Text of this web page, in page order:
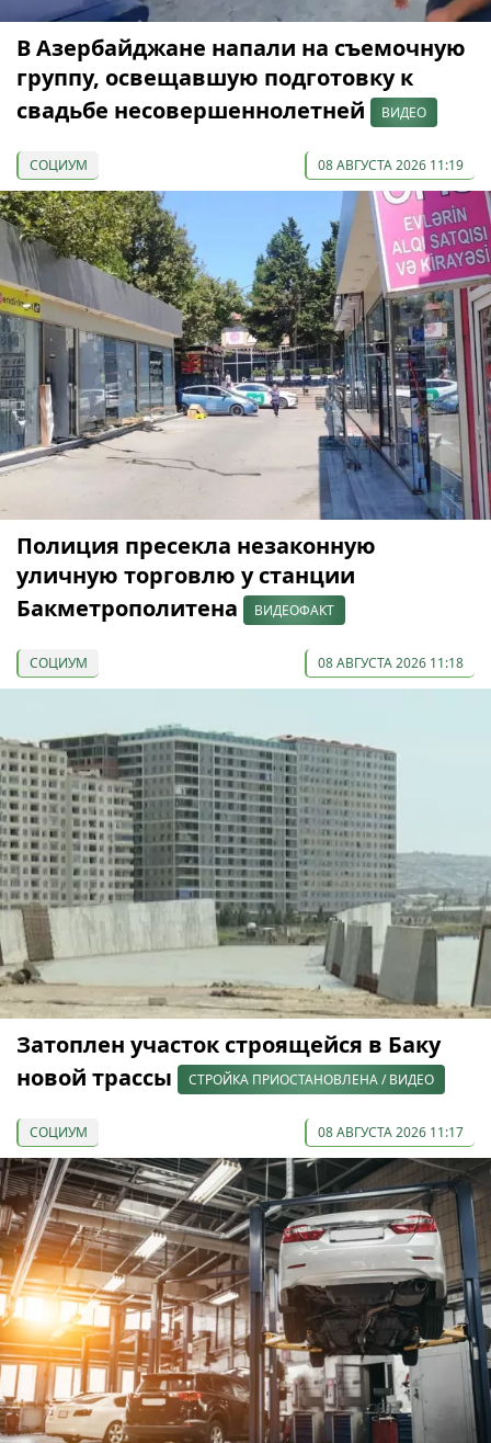
В Азербайджане напали на съемочную
группу, освещавшую подготовку к
свадьбе несовершеннолетней
ВИДЕО
СОЦИУМ 08 АВГУСТА 2026 11:19
Полиция пресекла незаконную
уличную торговлю у станции
Бакметрополитена
ВИДЕОФАКТ
СОЦИУМ 08 АВГУСТА 2026 11:18
Затоплен участок строящейся в Баку
новой трассы
СТРОЙКА ПРИОСТАНОВЛЕНА / ВИДЕО
СОЦИУМ 08 АВГУСТА 2026 11:17